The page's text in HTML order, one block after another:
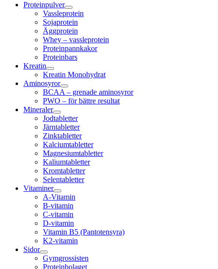
Proteinpulver
Vassleprotein
Sojaprotein
Äggprotein
Whey – vassleprotein
Proteinpannkakor
Proteinbars
Kreatin
Kreatin Monohydrat
Aminosyror
BCAA – grenade aminosyror
PWO – för bättre resultat
Mineraler
Jodtabletter
Järntabletter
Zinktabletter
Kalciumtabletter
Magnesiumtabletter
Kaliumtabletter
Kromtabletter
Selentabletter
Vitaminer
A-Vitamin
B-vitamin
C-vitamin
D-vitamin
Vitamin B5 (Pantotensyra)
K2-vitamin
Sidor
Gymgrossisten
Proteinbolaget